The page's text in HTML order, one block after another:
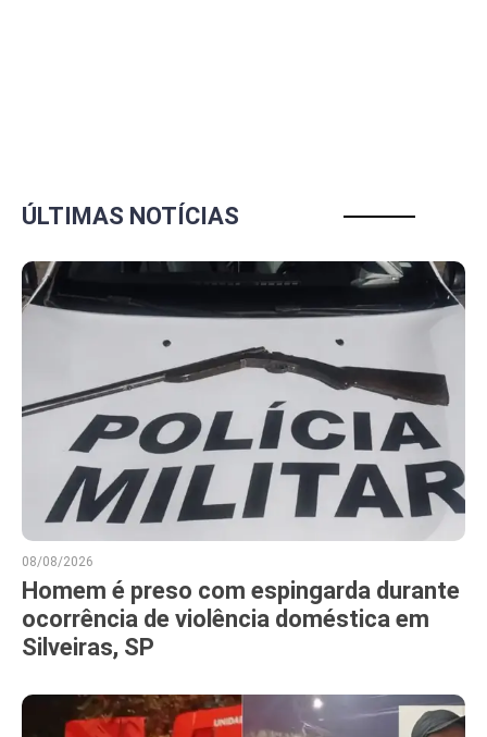
ÚLTIMAS NOTÍCIAS
08/08/2026
Homem é preso com espingarda durante
ocorrência de violência doméstica em
Silveiras, SP